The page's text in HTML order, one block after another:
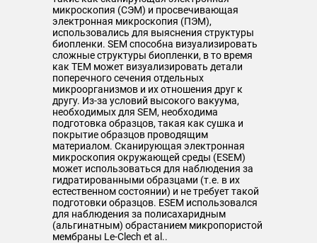
микроскопия (СЭМ) и просвечивающая
электронная микроскопия (ПЭМ),
использовались для выяснения структуры
биопленки. SEM способна визуализировать
сложные структуры биопленки, в то время
как TEM может визуализировать детали
поперечного сечения отдельных
микроорганизмов и их отношения друг к
другу. Из-за условий высокого вакуума,
необходимых для SEM, необходима
подготовка образцов, такая как сушка и
покрытие образцов проводящим
материалом. Сканирующая электронная
микроскопия окружающей среды (ESEM)
может использоваться для наблюдения за
гидратированными образцами (т.е. в их
естественном состоянии) и не требует такой
подготовки образцов. ESEM использовался
для наблюдения за полисахаридным
(альгинатным) обрастанием микропористой
мембраны Le-Clech et al..